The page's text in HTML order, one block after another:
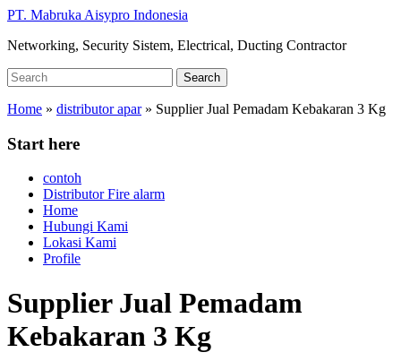
Skip
main
PT. Mabruka Aisypro Indonesia
Networking, Security Sistem, Electrical, Ducting Contractor
Search
for:
Search
Home » distributor apar» Supplier Jual Pemadam Kebakaran 3 Kg
Start here
contoh
Distributor Fire alarm
Home
Hubungi Kami
Lokasi Kami
Profile
Supplier Jual Pemadam
Kebakaran 3 Kg